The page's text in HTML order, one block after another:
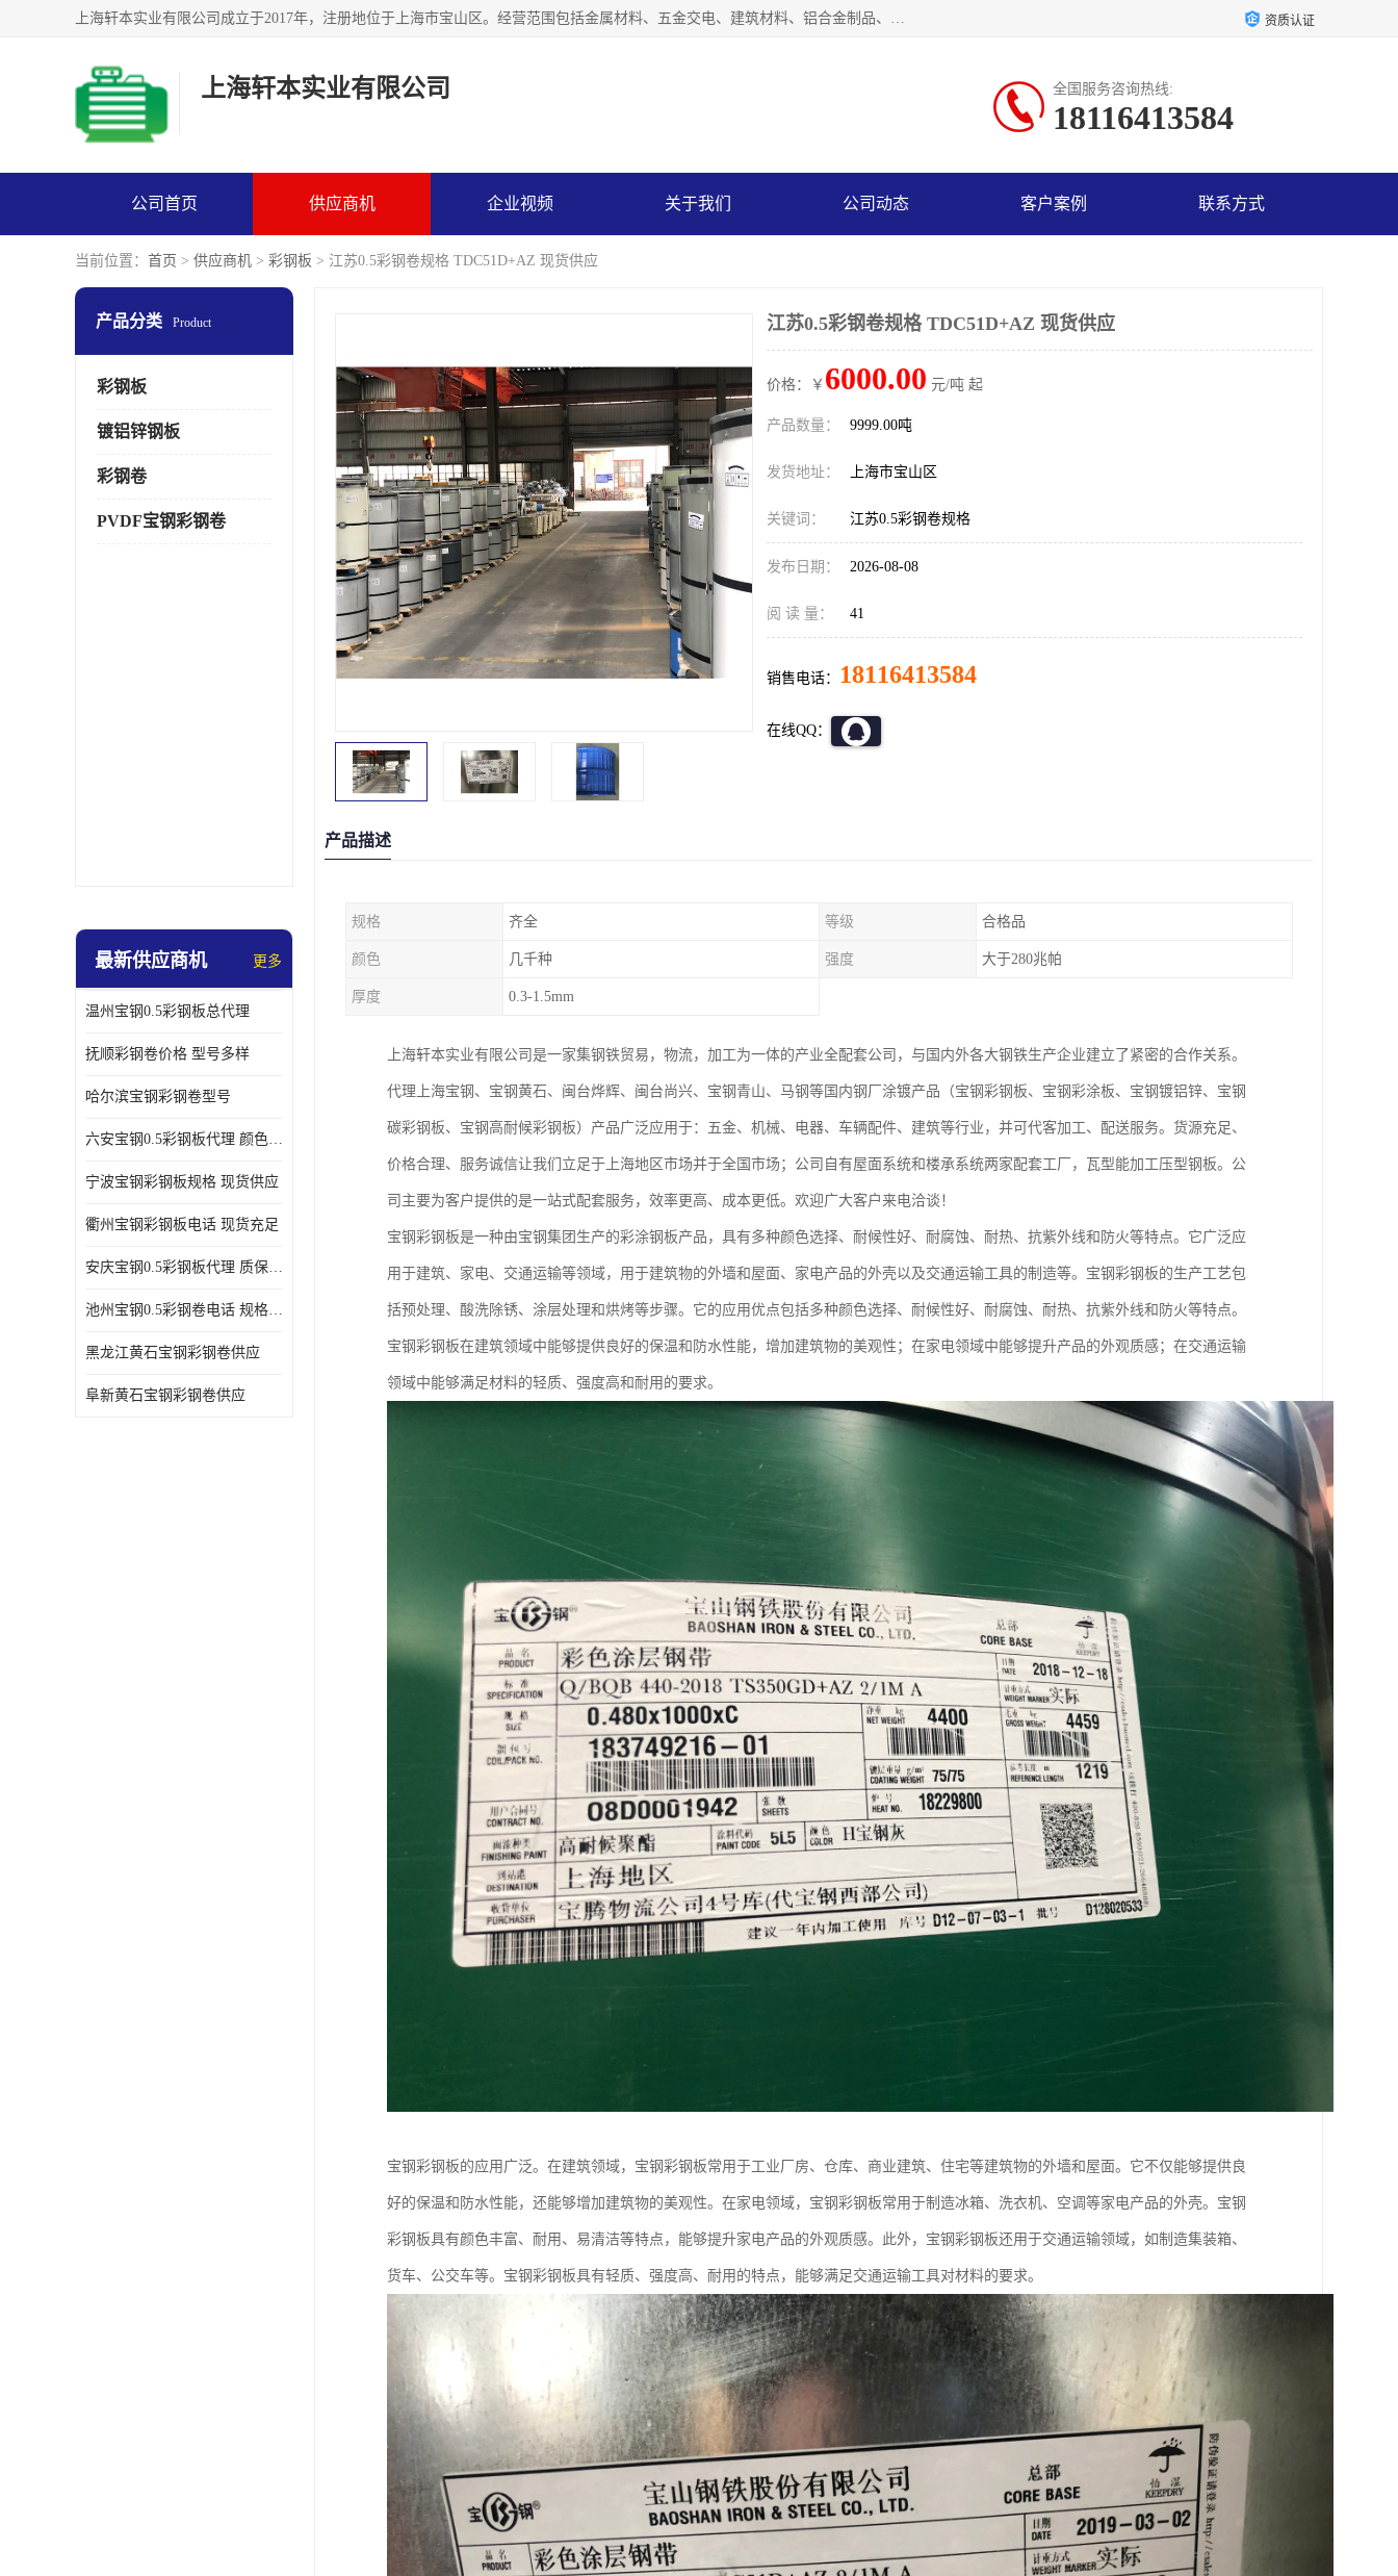
上海轩本实业有限公司成立于2017年，注册地位于上海市宝山区。经营范围包括金属材料、五金交电、建筑材料、铝合金制品、机械设备、电线电缆、装潢材料等；公司主营产品：宝钢彩钢板、宝钢彩钢卷、宝钢彩涂板、宝钢彩涂卷、宝钢高耐候彩钢板，宝钢氟碳彩钢板。是一家集钢铁贸易，物流、加工为一体的产业全配套公司。 资质认证
上海轩本实业有限公司 全国服务咨询热线:
18116413584
公司首页 供应商机 企业视频 关于我们 公司动态 客户案例 联系方式
当前位置： 首页 > 供应商机 > 彩钢板 > 江苏0.5彩钢卷规格 TDC51D+AZ 现货供应
产品分类 Product
彩钢板
镀铝锌钢板
彩钢卷
PVDF宝钢彩钢卷
最新供应商机 更多
温州宝钢0.5彩钢板总代理
抚顺彩钢卷价格 型号多样
哈尔滨宝钢彩钢卷型号
六安宝钢0.5彩钢板代理 颜色定制
宁波宝钢彩钢板规格 现货供应
衢州宝钢彩钢板电话 现货充足
安庆宝钢0.5彩钢板代理 质保十年起
池州宝钢0.5彩钢卷电话 规格多样
黑龙江黄石宝钢彩钢卷供应
阜新黄石宝钢彩钢卷供应
江苏0.5彩钢卷规格 TDC51D+AZ 现货供应
价格：￥ 6000.00 元/吨 起
产品数量： 9999.00吨
发货地址： 上海市宝山区
关键词： 江苏0.5彩钢卷规格
发布日期： 2026-08-08
阅 读 量： 41
销售电话： 18116413584
在线QQ：
产品描述
规格 齐全 等级 合格品
颜色 几千种 强度 大于280兆帕
厚度 0.3-1.5mm
上海轩本实业有限公司是一家集钢铁贸易，物流，加工为一体的产业全配套公司，与国内外各大钢铁生产企业建立了紧密的合作关系。
代理上海宝钢、宝钢黄石、闽台烨辉、闽台尚兴、宝钢青山、马钢等国内钢厂涂镀产品（宝钢彩钢板、宝钢彩涂板、宝钢镀铝锌、宝钢
碳彩钢板、宝钢高耐候彩钢板）产品广泛应用于：五金、机械、电器、车辆配件、建筑等行业，并可代客加工、配送服务。货源充足、
价格合理、服务诚信让我们立足于上海地区市场并于全国市场；公司自有屋面系统和楼承系统两家配套工厂，瓦型能加工压型钢板。公
司主要为客户提供的是一站式配套服务，效率更高、成本更低。欢迎广大客户来电洽谈！
宝钢彩钢板是一种由宝钢集团生产的彩涂钢板产品，具有多种颜色选择、耐候性好、耐腐蚀、耐热、抗紫外线和防火等特点。它广泛应
用于建筑、家电、交通运输等领域，用于建筑物的外墙和屋面、家电产品的外壳以及交通运输工具的制造等。宝钢彩钢板的生产工艺包
括预处理、酸洗除锈、涂层处理和烘烤等步骤。它的应用优点包括多种颜色选择、耐候性好、耐腐蚀、耐热、抗紫外线和防火等特点。
宝钢彩钢板在建筑领域中能够提供良好的保温和防水性能，增加建筑物的美观性；在家电领域中能够提升产品的外观质感；在交通运输
领域中能够满足材料的轻质、强度高和耐用的要求。
宝钢彩钢板的应用广泛。在建筑领域，宝钢彩钢板常用于工业厂房、仓库、商业建筑、住宅等建筑物的外墙和屋面。它不仅能够提供良
好的保温和防水性能，还能够增加建筑物的美观性。在家电领域，宝钢彩钢板常用于制造冰箱、洗衣机、空调等家电产品的外壳。宝钢
彩钢板具有颜色丰富、耐用、易清洁等特点，能够提升家电产品的外观质感。此外，宝钢彩钢板还用于交通运输领域，如制造集装箱、
货车、公交车等。宝钢彩钢板具有轻质、强度高、耐用的特点，能够满足交通运输工具对材料的要求。